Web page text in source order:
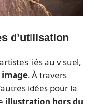
d’utilisation
liés au visuel,
image. À travers
idées pour la
illustration hors du